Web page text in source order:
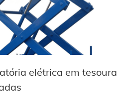
elétrica em tesoura